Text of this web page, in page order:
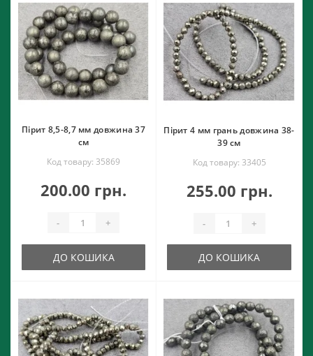
Пірит 8,5-8,7 мм довжина 37
см
Код товару: 35869
200.00 грн.
- +
ДО КОШИКА
Пірит 4 мм грань довжина 38-
39 см
Код товару: 33405
255.00 грн.
- +
ДО КОШИКА